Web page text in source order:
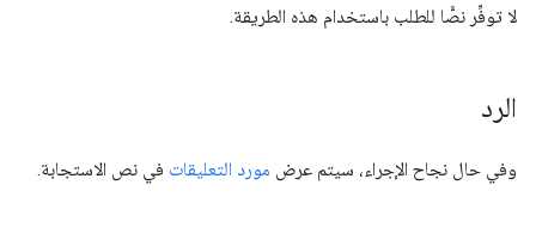
لا توفِّر نصًّا للطلب باستخدام هذه الطريقة.
الرد
وفي حال نجاح الإجراء، سيتم عرض مورد التعليقات في نص الاستجابة.